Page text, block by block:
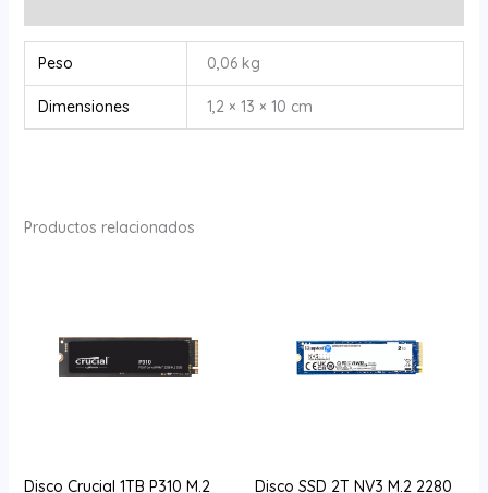
Peso 0,06 kg
Dimensiones 1,2 × 13 × 10 cm
Productos relacionados
Disco Crucial 1TB P310 M.2
Disco SSD 2T NV3 M.2 2280